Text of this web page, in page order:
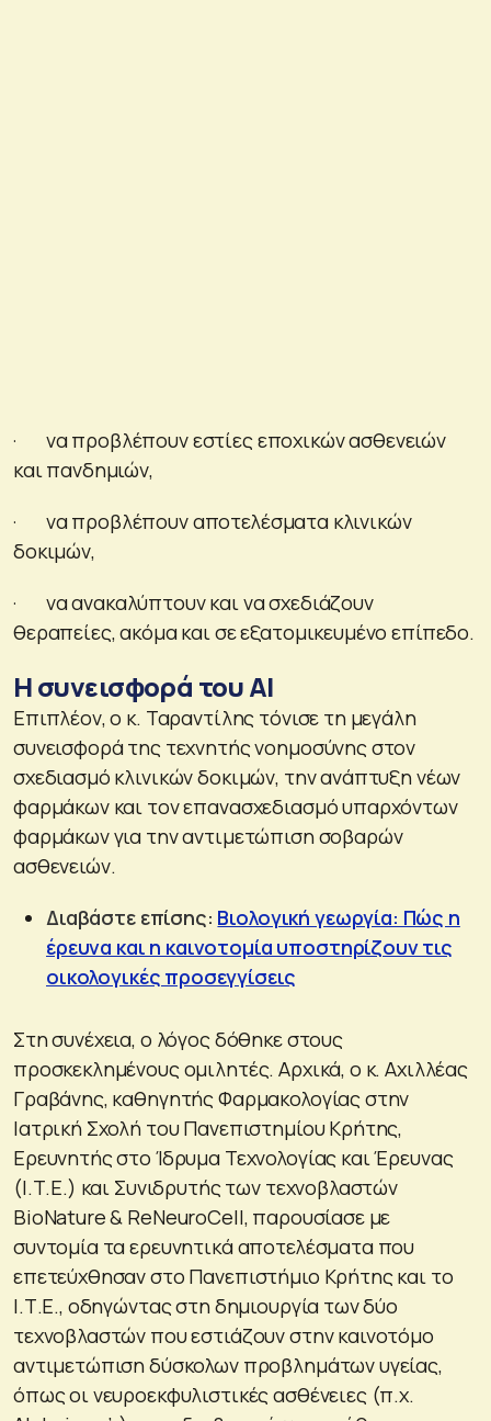
· να προβλέπουν εστίες εποχικών ασθενειών
και πανδημιών,
· να προβλέπουν αποτελέσματα κλινικών
δοκιμών,
· να ανακαλύπτουν και να σχεδιάζουν
θεραπείες, ακόμα και σε εξατομικευμένο επίπεδο.
Η συνεισφορά του AI
Επιπλέον, ο κ. Ταραντίλης τόνισε τη μεγάλη
συνεισφορά της τεχνητής νοημοσύνης στον
σχεδιασμό κλινικών δοκιμών, την ανάπτυξη νέων
φαρμάκων και τον επανασχεδιασμό υπαρχόντων
φαρμάκων για την αντιμετώπιση σοβαρών
ασθενειών.
Διαβάστε επίσης: Βιολογική γεωργία: Πώς η
έρευνα και η καινοτομία υποστηρίζουν τις
οικολογικές προσεγγίσεις
Στη συνέχεια, ο λόγος δόθηκε στους
προσκεκλημένους ομιλητές. Αρχικά, ο κ. Αχιλλέας
Γραβάνης, καθηγητής Φαρμακολογίας στην
Ιατρική Σχολή του Πανεπιστημίου Κρήτης,
Ερευνητής στο Ίδρυμα Τεχνολογίας και Έρευνας
(Ι.Τ.Ε.) και Συνιδρυτής των τεχνοβλαστών
BioNature & ReNeuroCell, παρουσίασε με
συντομία τα ερευνητικά αποτελέσματα που
επετεύχθησαν στο Πανεπιστήμιο Κρήτης και το
Ι.Τ.Ε., οδηγώντας στη δημιουργία των δύο
τεχνοβλαστών που εστιάζουν στην καινοτόμο
αντιμετώπιση δύσκολων προβλημάτων υγείας,
όπως οι νευροεκφυλιστικές ασθένειες (π.χ.